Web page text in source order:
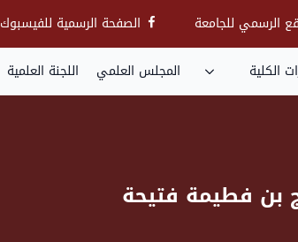
الرسمي للجامعة
الصفحة الرسمية للفيسبوك
الكلية المجلس العلمي اللجنة العلمية
بن فطيمة فتيحة